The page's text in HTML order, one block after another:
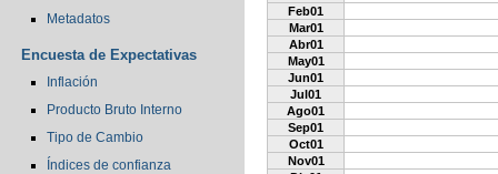
Metadatos
Encuesta de Expectativas
Inflación
Producto Bruto Interno
Tipo de Cambio
Índices de confianza
Feb01
Mar01
Abr01
May01
Jun01
Jul01
Ago01
Sep01
Oct01
Nov01